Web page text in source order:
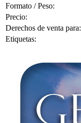
Formato / Peso:
Precio:
Derechos de venta para:
Etiquetas: